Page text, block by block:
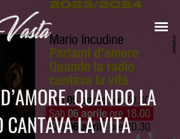
QUANDO LA
CANTAVA LA VITA